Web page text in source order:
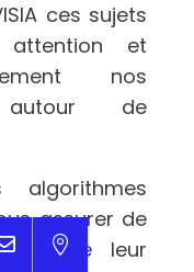
ces sujets
et
nos
autour de
algorithmes
assurer de
et de leur
